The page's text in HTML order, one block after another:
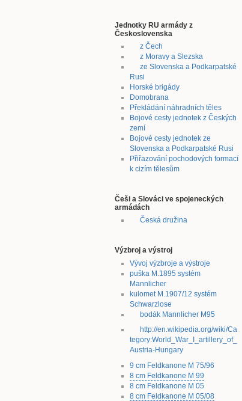
Jednotky RU armády z
Československa
z Čech
z Moravy a Slezska
ze Slovenska a Podkarpatské
Rusi
Horské brigády
Domobrana
Překládání náhradních těles
Bojové cesty jednotek z Českých
zemí
Bojové cesty jednotek ze
Slovenska a Podkarpatské Rusi
Přiřazování pochodových formací
k cizím tělesům
Češi a Slováci ve spojeneckých
armádách
Česká družina
Výzbroj a výstroj
Vývoj výzbroje a výstroje
puška M.1895 systém
Mannlicher
kulomet M.1907/12 systém
Schwarzlose
bodák Mannlicher M95
http://en.wikipedia.org/wiki/Ca
tegory:World_War_I_artillery_of_
Austria-Hungary
9 cm Feldkanone M 75/96
8 cm Feldkanone M 99
8 cm Feldkanone M 05
8 cm Feldkanone M 05/08